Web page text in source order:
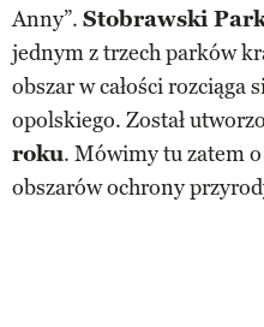
Anny”. Stobrawski
jednym z trzech parków
obszar w całości rozciąga
opolskiego. Został
roku. Mówimy tu zatem
obszarów ochrony